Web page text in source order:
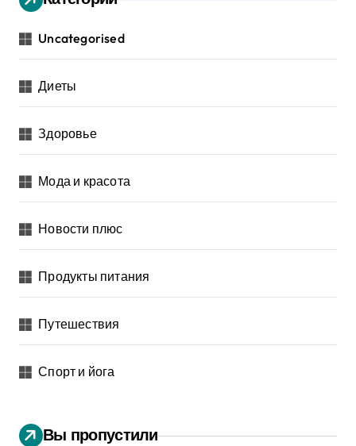
Uncategorised
Диеты
Здоровье
Мода и красота
Новости плюс
Продукты питания
Путешествия
Спорт и йога
Вы пропустили